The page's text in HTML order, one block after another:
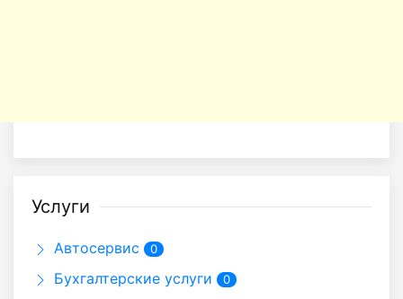
Услуги
Автосервис 0
Бухгалтерские услуги 0